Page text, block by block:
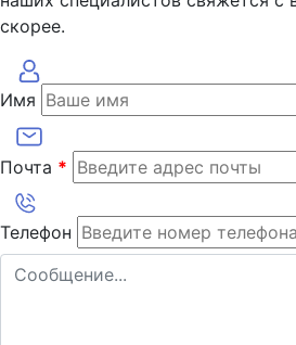
скорее.
Имя
Почта *
Телефон